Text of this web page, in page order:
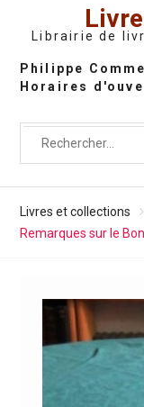
Librairie de
Livres et collections
Remarques sur le